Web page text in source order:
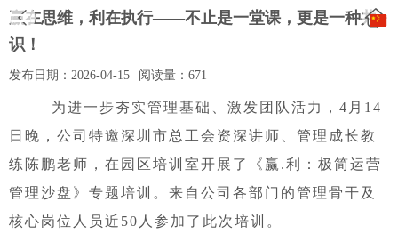
赢在思维，利在执行——不止是一堂课，更是一种共
识！
发布日期： 2026-04-15 阅读量： 671
为进一步夯实管理基础、激发团队活力，4月14
日晚，公司特邀深圳市总工会资深讲师、管理成长教
练陈鹏老师，在园区培训室开展了《赢.利：极简运营
管理沙盘》专题培训。来自公司各部门的管理骨干及
核心岗位人员近50人参加了此次培训。